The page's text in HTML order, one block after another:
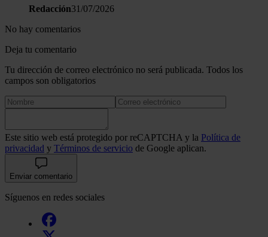
Redacción31/07/2026
No hay comentarios
Deja tu comentario
Tu dirección de correo electrónico no será publicada. Todos los
campos son obligatorios
Este sitio web está protegido por reCAPTCHA y la Política de
privacidad y Términos de servicio de Google aplican.
Enviar comentario
Síguenos en redes sociales